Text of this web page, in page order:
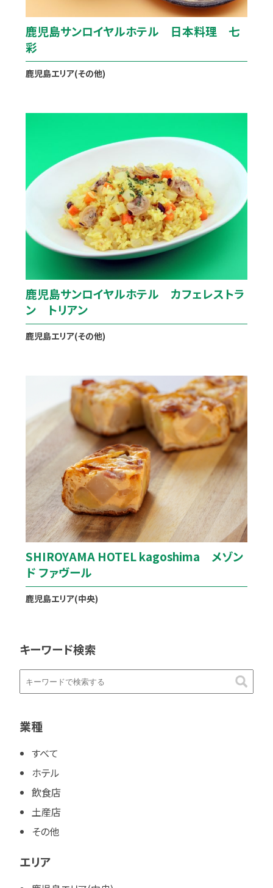
鹿児島サンロイヤルホテル 日本料理 七
彩
鹿児島エリア(その他)
鹿児島サンロイヤルホテル カフェレストラ
ン トリアン
鹿児島エリア(その他)
SHIROYAMA HOTEL kagoshima メゾン
ド ファヴール
鹿児島エリア(中央)
キーワード検索
業種
すべて
ホテル
飲食店
土産店
その他
エリア